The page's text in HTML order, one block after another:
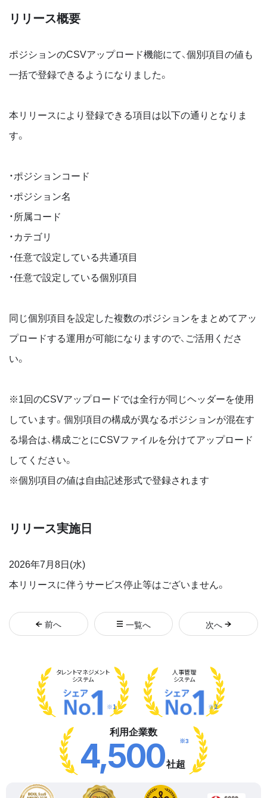
リリース概要
ポジションのCSVアップロード機能にて、個別項目の値も
一括で登録できるようになりました。
本リリースにより登録できる項目は以下の通りとなりま
す。
・ポジションコード
・ポジション名
・所属コード
・カテゴリ
・任意で設定している共通項目
・任意で設定している個別項目
同じ個別項目を設定した複数のポジションをまとめてアッ
プロードする運用が可能になりますので、ご活用くださ
い。
※1回のCSVアップロードでは全行が同じヘッダーを使用
しています。個別項目の構成が異なるポジションが混在す
る場合は、構成ごとにCSVファイルを分けてアップロード
してください。
※個別項目の値は自由記述形式で登録されます
リリース実施日
2026年7月8日(水)
本リリースに伴うサービス停止等はございません。
前へ 一覧へ 次へ
タレントマネジメント
システム
※1
人事管理
システム
※2
利用企業数
4,500社超
※3